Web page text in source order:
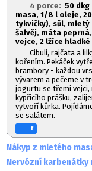
4 porce: 50
masa, 1/8 l oleje,
tykvičky), sůl,
šalvěj, máta
vejce, 2 lžíce
Cibuli, rajčata a
kořením. Pekáček
brambory - každou
vývarem a pečeme v
jogurtu se třemi vejci,
kypřícího prášku,
vytvoří kůrka.
se salátem.
f
Nákyp z mletého
Nervózní karbenátky